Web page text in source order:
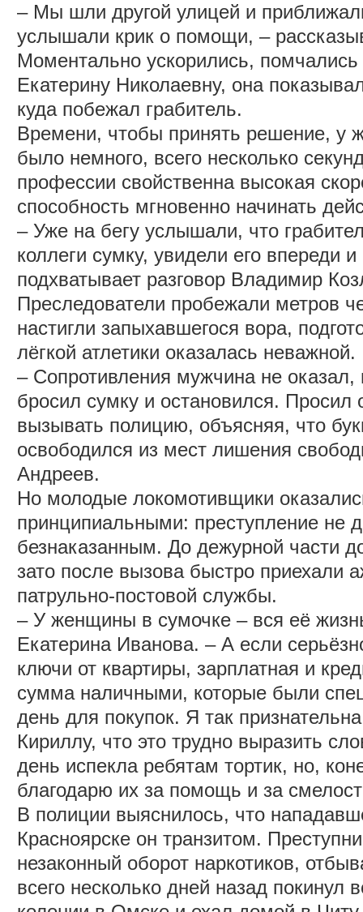
‒ Мы шли другой улицей и
услышали крик о помощи, ‒
Моментально ускорились, помчались
Екатерину Николаевну, она
куда побежал грабитель.
Времени, чтобы принять решение, у
было немного, всего несколько
профессии свойственна высокая
способность мгновенно начинать
‒ Уже на бегу услышали, что
коллеги сумку, увидели его впереди
подхватывает разговор Владимир
Преследователи пробежали метров
настигли запыхавшегося вора,
лёгкой атлетики оказалась неважной.
‒ Сопротивления мужчина не
бросил сумку и остановился. Просил
вызывать полицию, объясняя, что
освободился из мест лишения
Андреев.
Но молодые локомотивщики
принципиальными: преступление не
безнаказанным. До дежурной части
зато после вызова быстро приехали
патрульно-постовой службы.
‒ У женщины в сумочке ‒ вся её
Екатерина Иванова. – А если
ключи от квартиры, зарплатная и
сумма наличными, которые были
день для покупок. Я так
Кириллу, что это трудно выразить
день испекла ребятам тортик, но,
благодарю их за помощь и за
В полиции выяснилось, что
Красноярске он транзитом.
незаконный оборот наркотиков,
всего несколько дней назад покинул